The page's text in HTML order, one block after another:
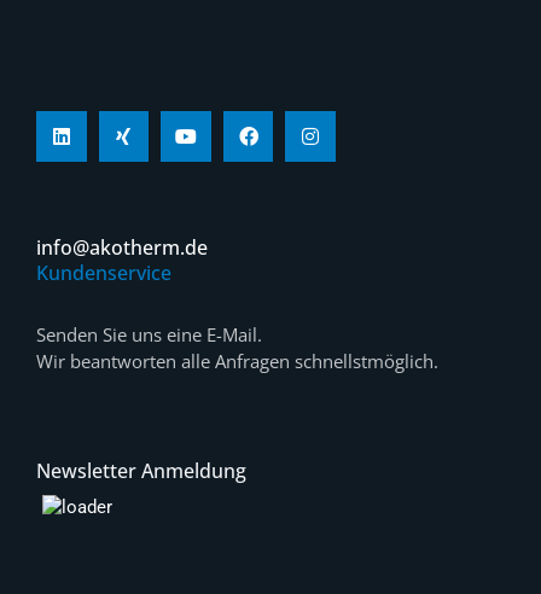
info@akotherm.de
Kundenservice
Senden Sie uns eine E-Mail.
Wir beantworten alle Anfragen schnellstmöglich.
Newsletter Anmeldung